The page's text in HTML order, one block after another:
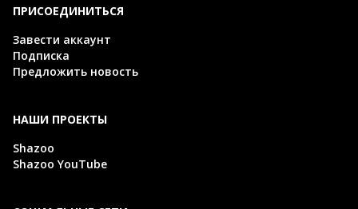
ПРИСОЕДИНИТЬСЯ
Завести аккаунт
Подписка
Предложить новость
НАШИ ПРОЕКТЫ
Shazoo
Shazoo YouTube